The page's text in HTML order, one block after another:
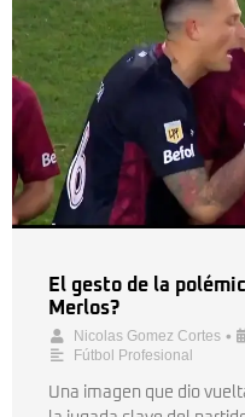
El gesto de la
Merlos?
Nicolas Gomez Cortes •
Fútbol Profesional
Una imagen que dio